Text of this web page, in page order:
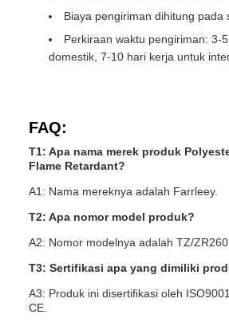
Biaya pengiriman dihitung pada
Perkiraan waktu pengiriman: 3-
domestik, 7-10 hari kerja untuk
FAQ:
T1: Apa nama merek produk
Flame Retardant?
A1: Nama mereknya adalah Farrleey.
T2: Apa nomor model produk?
A2: Nomor modelnya adalah TZ/ZR260.
T3: Sertifikasi apa yang dimiliki
A3: Produk ini disertifikasi oleh
CE.